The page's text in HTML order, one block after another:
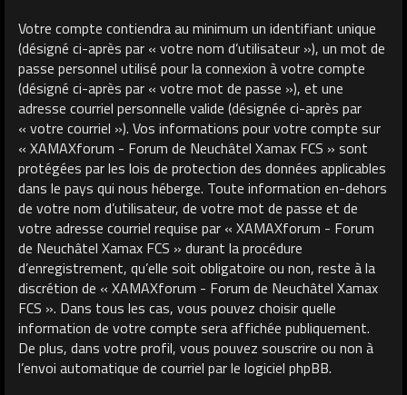
Votre compte contiendra au minimum un identifiant unique
(désigné ci-après par « votre nom d’utilisateur »), un mot de
passe personnel utilisé pour la connexion à votre compte
(désigné ci-après par « votre mot de passe »), et une
adresse courriel personnelle valide (désignée ci-après par
« votre courriel »). Vos informations pour votre compte sur
« XAMAXforum - Forum de Neuchâtel Xamax FCS » sont
protégées par les lois de protection des données applicables
dans le pays qui nous héberge. Toute information en-dehors
de votre nom d’utilisateur, de votre mot de passe et de
votre adresse courriel requise par « XAMAXforum - Forum
de Neuchâtel Xamax FCS » durant la procédure
d’enregistrement, qu’elle soit obligatoire ou non, reste à la
discrétion de « XAMAXforum - Forum de Neuchâtel Xamax
FCS ». Dans tous les cas, vous pouvez choisir quelle
information de votre compte sera affichée publiquement.
De plus, dans votre profil, vous pouvez souscrire ou non à
l’envoi automatique de courriel par le logiciel phpBB.